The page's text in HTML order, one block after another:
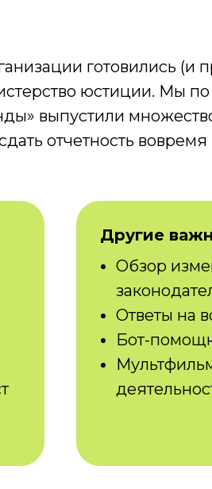
готовились (и
юстиции. Мы
выпустили
отчетность вовремя
Другие
Обзор
Ответы на
Бот-